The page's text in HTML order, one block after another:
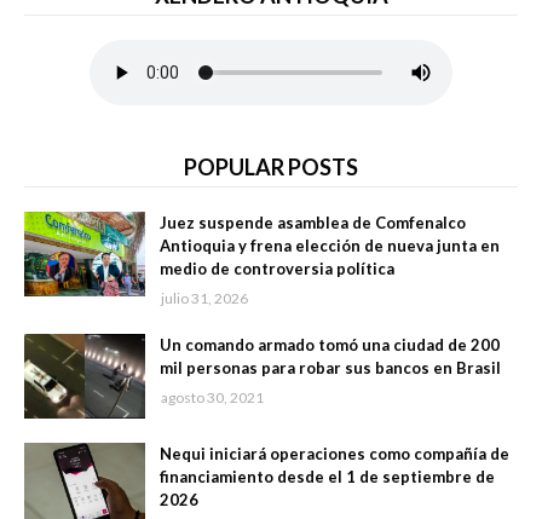
POPULAR POSTS
Juez suspende asamblea de Comfenalco
Antioquia y frena elección de nueva junta en
medio de controversia política
julio 31, 2026
Un comando armado tomó una ciudad de 200
mil personas para robar sus bancos en Brasil
agosto 30, 2021
Nequi iniciará operaciones como compañía de
financiamiento desde el 1 de septiembre de
2026